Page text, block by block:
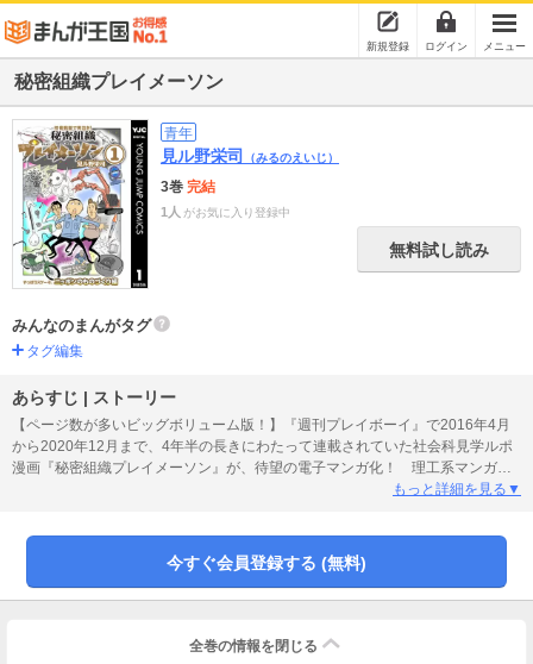
新規登録 ログイン メニュー
秘密組織プレイメーソン
青年
見ル野栄司 （みるのえいじ）
3巻 完結
1人 がお気に入り登録中
無料試し読み
みんなのまんがタグ
タグ編集
あらすじ | ストーリー
【ページ数が多いビッグボリューム版！】『週刊プレイボーイ』で2016年4月
から2020年12月まで、4年半の長きにわたって連載されていた社会科見学ルポ
漫画『秘密組織プレイメーソン』が、待望の電子マンガ化！ 理工系マンガ家
の見ル野栄司がニッポンのモノづくり現場の裏側に体当たりで直撃。北は北海
ト・ルンバなど誰もが知る商品、はたまた食品サンプル制作現場から、コンド
ームの制作工場といったユニークなものまで、厳選して収録。450ページを超
もっと詳細を見る▼
今すぐ会員登録する (無料)
全巻の情報を 閉じる